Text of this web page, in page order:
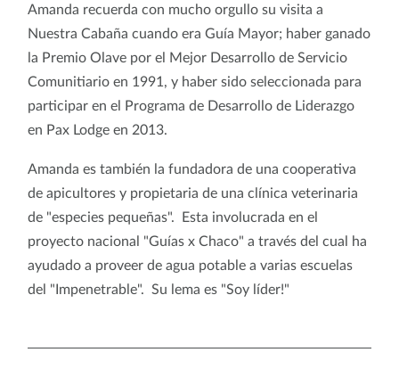
Amanda recuerda con mucho orgullo su visita a
Nuestra Cabaña cuando era Guía Mayor; haber ganado
la Premio Olave por el Mejor Desarrollo de Servicio
Comunitiario en 1991, y haber sido seleccionada para
participar en el Programa de Desarrollo de Liderazgo
en Pax Lodge en 2013.
Amanda es también la fundadora de una cooperativa
de apicultores y propietaria de una clínica veterinaria
de "especies pequeñas". Esta involucrada en el
proyecto nacional "Guías x Chaco" a través del cual ha
ayudado a proveer de agua potable a varias escuelas
del "Impenetrable". Su lema es "Soy líder!"